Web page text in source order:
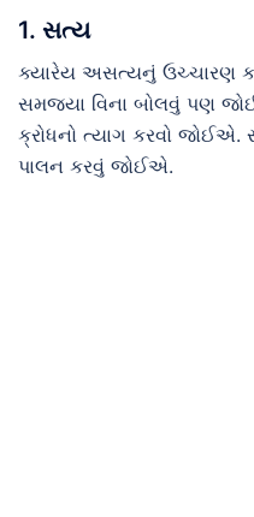
1. સત્ય
ક્યારેય અસત્યનું ઉચ્ચારણ
સમજ્યા વિના બોલવું પણ
ક્રોધનો ત્યાગ કરવો જોઈએ.
પાલન કરવું જોઈએ.